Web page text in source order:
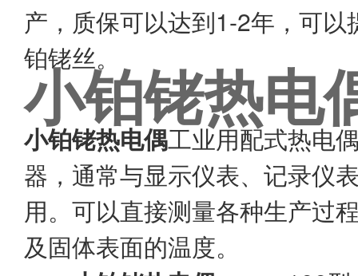
产，质保可以达到1-2年，可
铂铑丝。
小铂铑热电
小铂铑热电偶工业用配式热电
器，通常与显示仪表、记录仪
用。可以直接测量各种生产过
及固体表面的温度。